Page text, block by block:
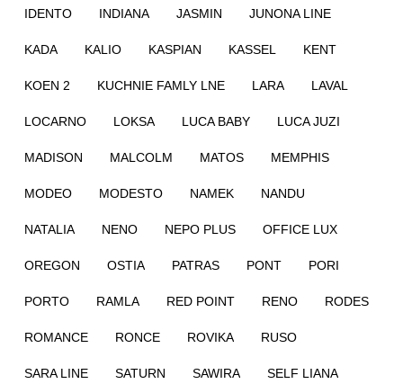
IDENTO INDIANA JASMIN JUNONA LINE
KADA KALIO KASPIAN KASSEL KENT
KOEN 2 KUCHNIE FAMLY LNE LARA LAVAL
LOCARNO LOKSA LUCA BABY LUCA JUZI
MADISON MALCOLM MATOS MEMPHIS
MODEO MODESTO NAMEK NANDU
NATALIA NENO NEPO PLUS OFFICE LUX
OREGON OSTIA PATRAS PONT PORI
PORTO RAMLA RED POINT RENO RODES
ROMANCE RONCE ROVIKA RUSO
SARA LINE SATURN SAWIRA SELF LIANA